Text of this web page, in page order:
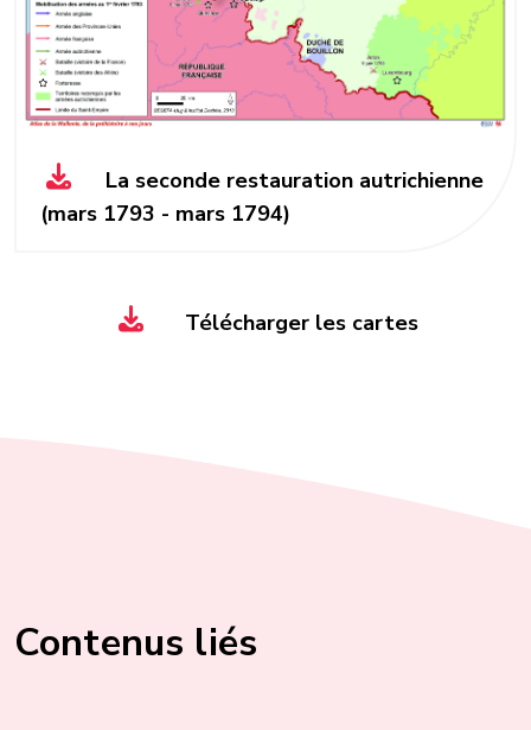
La seconde restauration autrichienne
(mars 1793 - mars 1794)
Télécharger les cartes
Contenus liés